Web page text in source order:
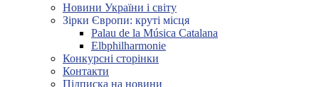
Новини України і світу
Зірки Європи: круті місця
Palau de la Música Catalana
Elbphilharmonie
Конкурсні сторінки
Контакти
Підписка на новини